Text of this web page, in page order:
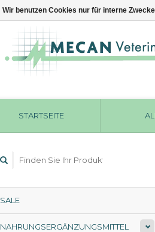
STARTSEITE
SALE
NAHRUNGSERGÄNZUNGSMITTEL
Wir benutzen Cookies nur für interne